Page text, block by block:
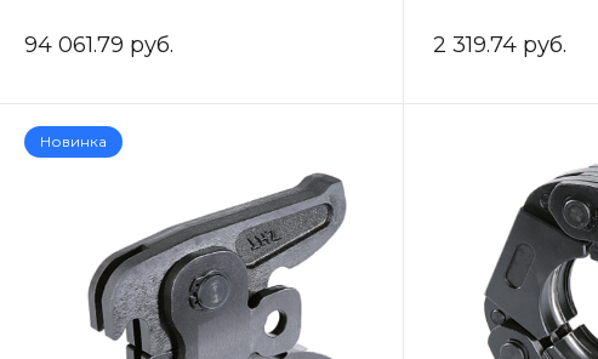
арт. ZSt.910.1632B
94 061.79 руб. 2 319.74 руб.
Новинка